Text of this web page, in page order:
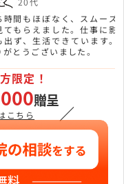
時間もほぼなく、スムーズ
てもらえました。仕事に影
出ず、生活できています。
がとうございました。
限定！
贈呈
こちら ／